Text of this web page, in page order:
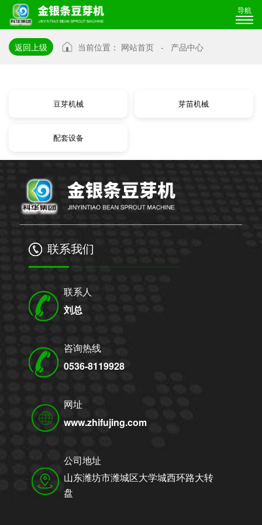
导航
返回上级 当前位置： 网站首页 - 产品中心
豆芽机械 芽苗机械
配套设备
联系我们
联系人
刘总
咨询热线
0536-8119928
网址
www.zhifujing.com
公司地址
山东潍坊市潍城区大学城西环路大转
盘